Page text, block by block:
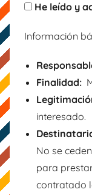
He leído y
Información
Finalidad:
interesado.
No se
para
contratado